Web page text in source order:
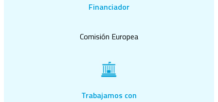
Financiador
Comisión Europea
Trabajamos con